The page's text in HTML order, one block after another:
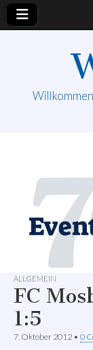
ALLGEMEIN
FC
1:5
7. Oktober 2012 • 0